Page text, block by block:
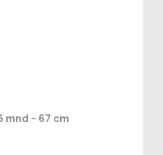
mnd - 67 cm